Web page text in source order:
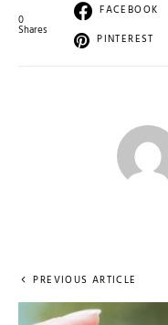
0
Shares
FACEBOOK
PINTEREST
PREVIOUS ARTICLE